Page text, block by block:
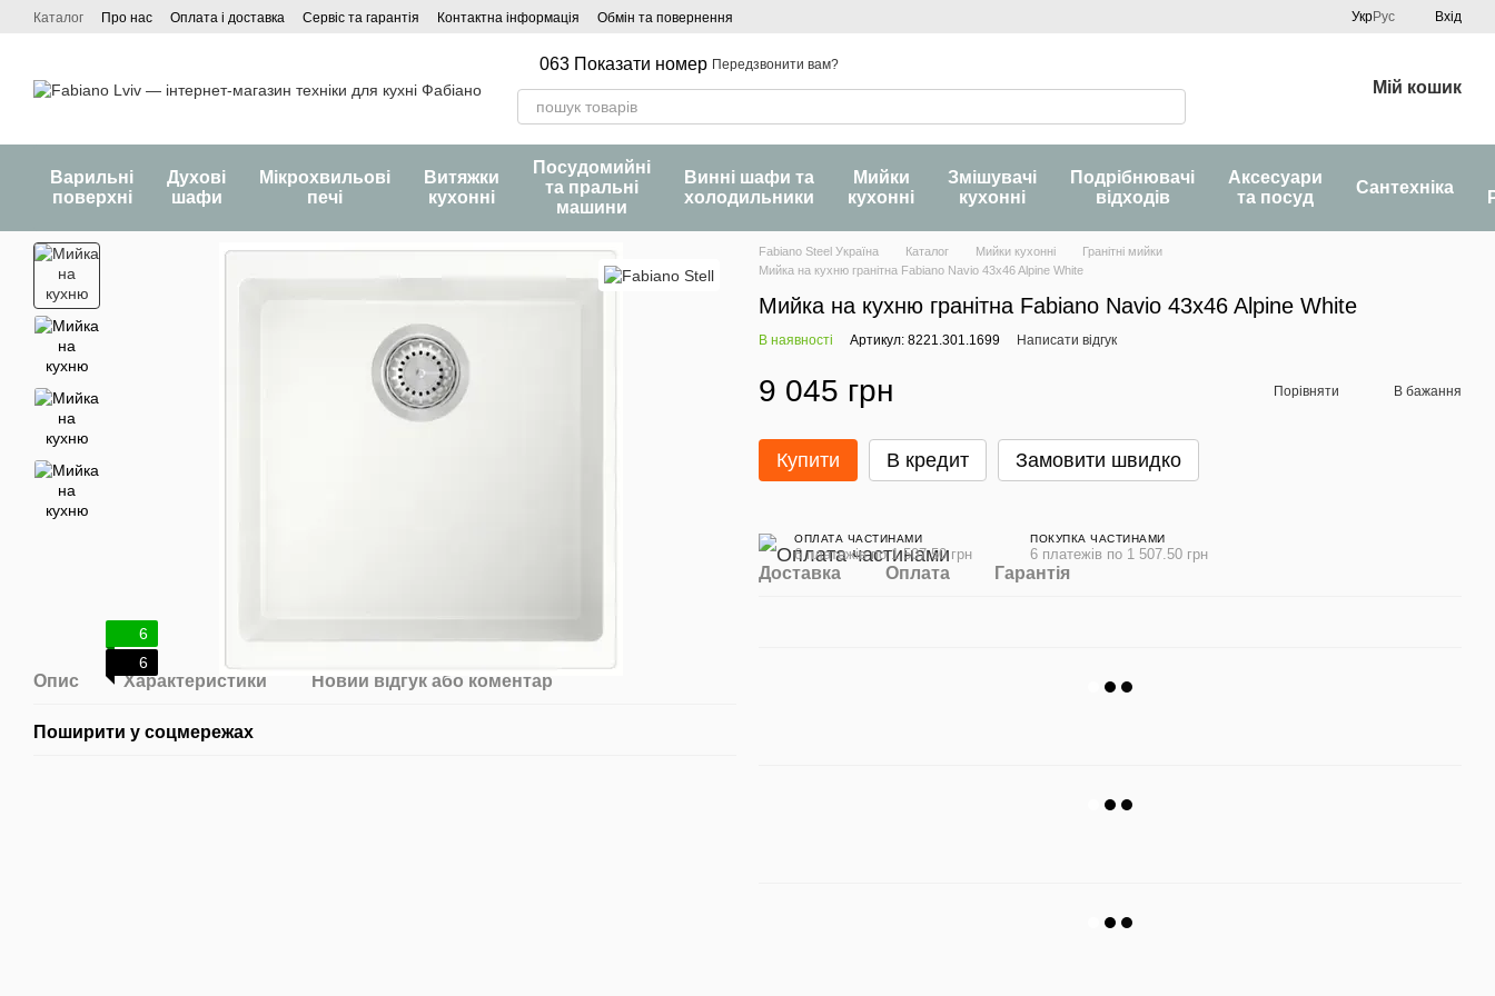
Перейти до основного контенту
Каталог Про нас Оплата і доставка Сервіс та гарантія Контактна інформація Обмін та повернення УкрРус Вхід
063 Показати номер Передзвонити вам?
Мій кошик
Варильні
поверхні
Духові
шафи
Мікрохвильові
печі
Витяжки
кухонні
Посудомийні
та пральні
машини
Винні шафи та
холодильники
Мийки
кухонні
Змішувачі
кухонні
Подрібнювачі
відходів
Аксесуари
та посуд
Сантехніка
6
6
Опис Характеристики Новий відгук або коментар
Поширити у соцмережах
Fabiano Steel Україна Каталог Мийки кухонні
Гранітні мийки
Мийка на кухню гранітна Fabiano Navio 43x46 Alpine White
Мийка на кухню гранітна Fabiano Navio 43x46 Alpine White
В наявності Артикул: 8221.301.1699 Написати відгук
9 045 грн Порівняти В бажання
Купити В кредит Замовити швидко
ОПЛАТА ЧАСТИНАМИ
6 платежів по 1 507.50 грн
ПОКУПКА ЧАСТИНАМИ
6 платежів по 1 507.50 грн
Доставка Оплата Гарантія